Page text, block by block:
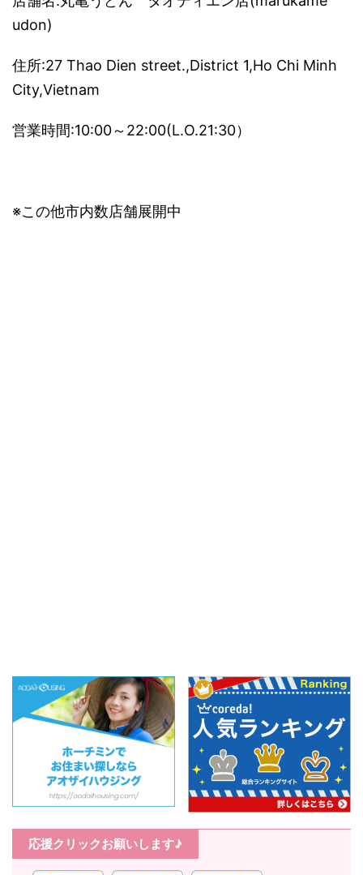
udon)
住所:27 Thao Dien street.,District 1,Ho Chi Minh
City,Vietnam
営業時間:10:00～22:00(L.O.21:30）
※この他市内数店舗展開中
応援クリックお願いします♪